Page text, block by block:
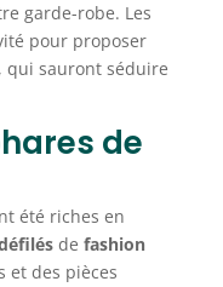
garde-robe. Les
pour proposer
qui sauront séduire
de
été riches en
de fashion
et des pièces